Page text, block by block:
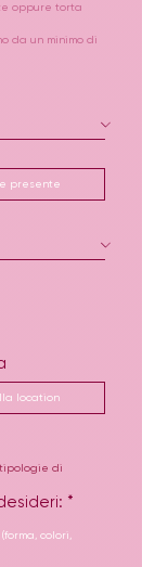
oppure torta
da un minimo di
di
*